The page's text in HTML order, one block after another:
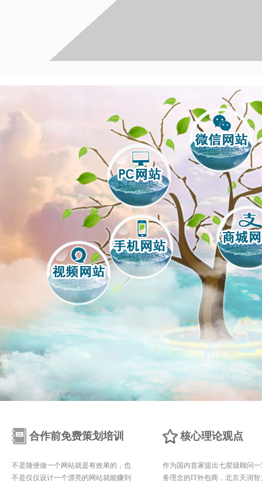
合作前免费策划培训
不是随便做一个网站就是有效果的，也
不是仅仅设计一个漂亮的网站就能赚到
核心理论观点
作为国内首家提出七星级顾问
务理念的IT外包商，北京天润智